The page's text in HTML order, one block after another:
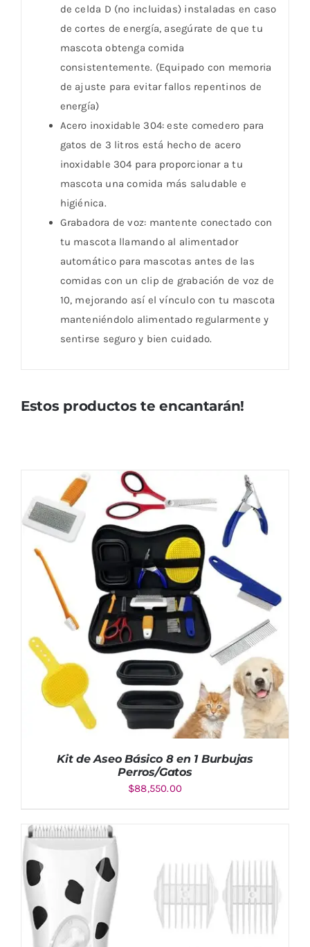
de celda D (no incluidas) instaladas en caso
de cortes de energía, asegúrate de que tu
mascota obtenga comida
consistentemente. (Equipado con memoria
de ajuste para evitar fallos repentinos de
energía)
Acero inoxidable 304: este comedero para
gatos de 3 litros está hecho de acero
inoxidable 304 para proporcionar a tu
mascota una comida más saludable e
higiénica.
Grabadora de voz: mantente conectado con
tu mascota llamando al alimentador
automático para mascotas antes de las
comidas con un clip de grabación de voz de
10, mejorando así el vínculo con tu mascota
manteniéndolo alimentado regularmente y
sentirse seguro y bien cuidado.
Estos productos te encantarán!
AÑADIR AL CARRITO DETALLES
Kit de Aseo Básico 8 en 1 Burbujas
Perros/Gatos
$88,550.00